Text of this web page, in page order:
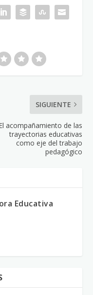
SIGUIENTE
acompañamiento de las
trayectorias educativas
como eje del trabajo
pedagógico
Educativa